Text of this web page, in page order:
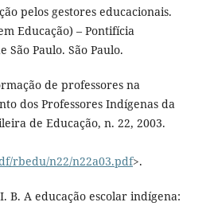
pelos gestores educacionais.
Educação) – Pontifícia
São Paulo. São Paulo.
de professores na
dos Professores Indígenas da
de Educação, n. 22, 2003.
rbedu/n22/n22a03.pdf>.
I. B. A educação escolar indígena: